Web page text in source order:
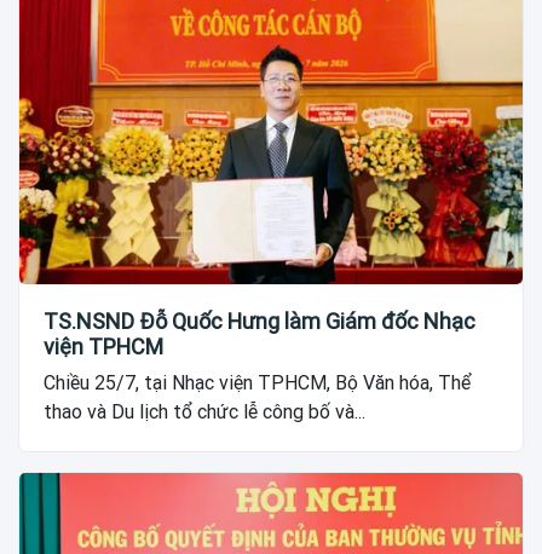
TS.NSND Đỗ Quốc Hưng làm Giám đốc Nhạc
viện TPHCM
Chiều 25/7, tại Nhạc viện TPHCM, Bộ Văn hóa, Thể
thao và Du lịch tổ chức lễ công bố và...